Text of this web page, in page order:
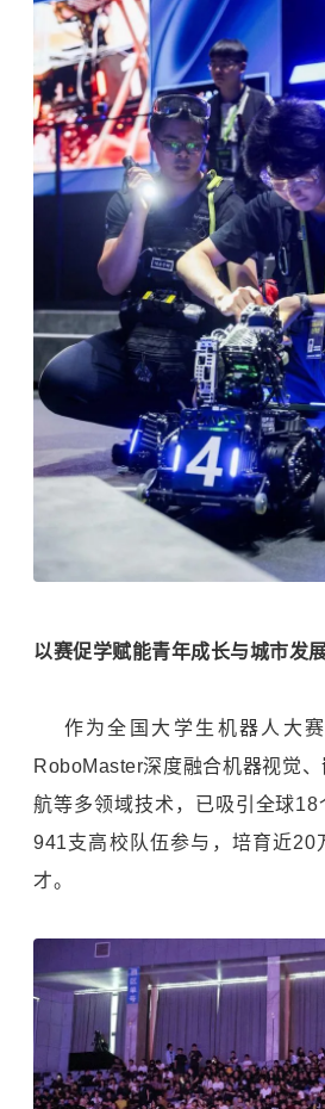
以赛促学赋能青年成长与城市发
作为全国大学生机器人大赛
RoboMaster深度融合机器视觉
航等多领域技术，已吸引全球
941支高校队伍参与，培育近20
才。